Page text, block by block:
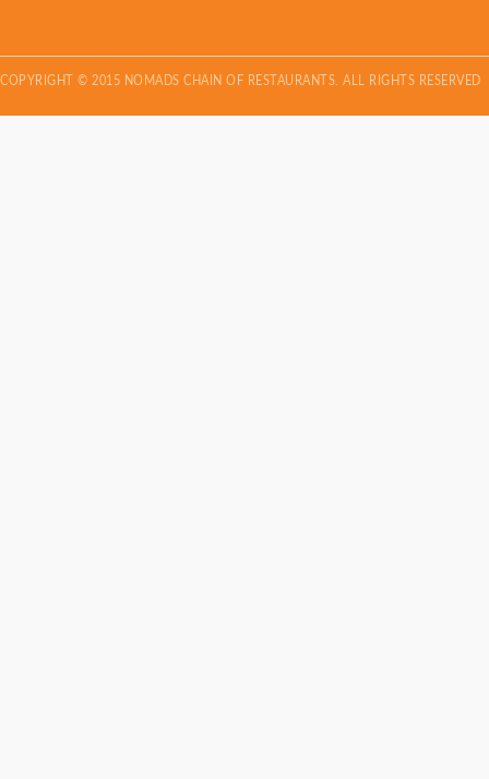
COPYRIGHT © 2015 NOMADS CHAIN OF RESTAURANTS. ALL RIGHTS RESERVED